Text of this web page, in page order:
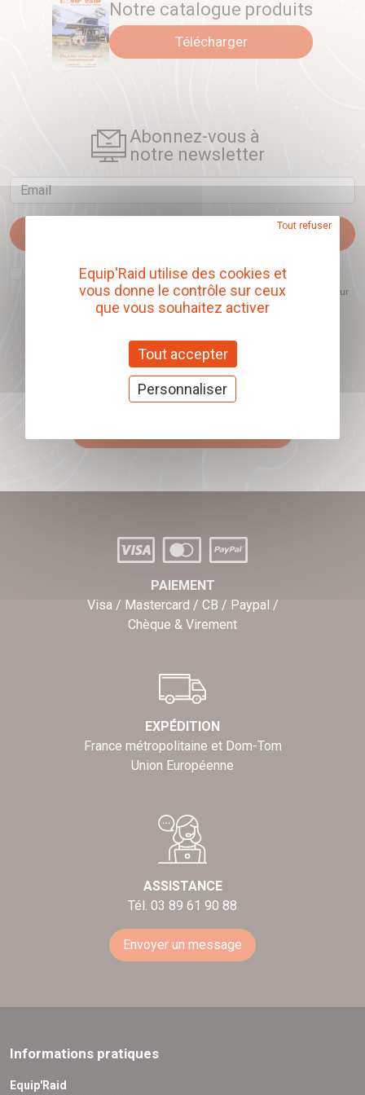
Notre catalogue produits
Télécharger
Abonnez-vous à
notre newsletter
Email
J'accepte que l'ouverture des newsletters soit mesurée, afin de mieux
comprendre les sujets qui m'intéressent et d'améliorer les contenus
proposés. Ce choix est modifiable à tout moment et reste sans incidence sur
mon inscription.
Offrez nos chèques
cadeaux
PAIEMENT
Visa / Mastercard / CB / Paypal /
Chèque & Virement
EXPÉDITION
France métropolitaine et Dom-Tom
Union Européenne
ASSISTANCE
Tél. 03 89 61 90 88
Envoyer un message
Informations pratiques
Equip'Raid
Equip'Raid utilise des cookies et
vous donne le contrôle sur ceux
que vous souhaitez activer
Tout accepter
Tout refuser
Personnaliser